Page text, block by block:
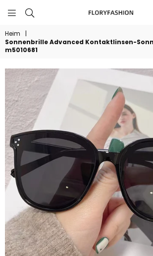
Heim
|
Sonnenbrille Advanced Kontaktlinsen-
m5010681